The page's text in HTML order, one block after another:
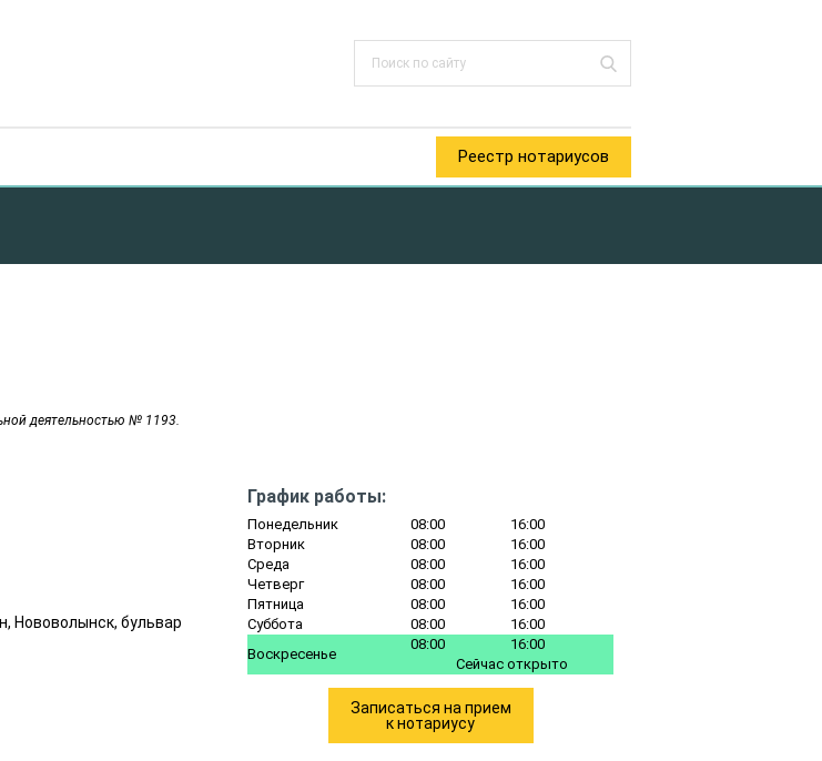
Реестр нотариусов
деятельностью № 1193.
Нововолынск, бульвар
График работы:
Понедельник 08:00
16:00
Вторник
08:00
16:00
Среда
08:00
16:00
Четверг
08:00
16:00
Пятница
08:00
16:00
Суббота
08:00
16:00
Воскресенье
08:00
16:00
Сейчас открыто
Записаться на прием
к нотариусу